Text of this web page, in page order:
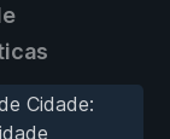
Cidade: